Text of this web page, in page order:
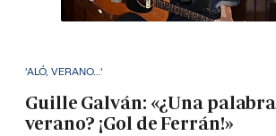
'ALÓ, VERANO...'
Guille Galván: «¿Una
verano? ¡Gol de Ferrán!»